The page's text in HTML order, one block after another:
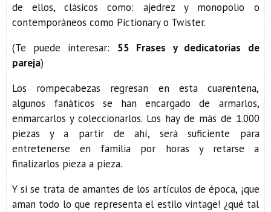
de ellos, clásicos como: ajedrez y monopolio o
contemporáneos como Pictionary o Twister.
(Te puede interesar: 55 Frases y dedicatorias de
pareja)
Los rompecabezas regresan en esta cuarentena,
algunos fanáticos se han encargado de armarlos,
enmarcarlos y coleccionarlos. Los hay de más de 1.000
piezas y a partir de ahí, será suficiente para
entretenerse en familia por horas y retarse a
finalizarlos pieza a pieza.
Y si se trata de amantes de los artículos de época, ¡que
aman todo lo que representa el estilo vintage! ¿qué tal